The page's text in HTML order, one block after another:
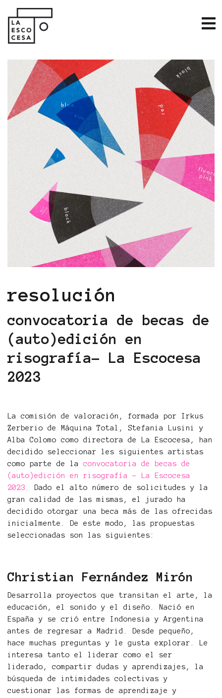
resolución
convocatoria de becas de
(auto)edición en
risografía- La Escocesa
2023
La comisión de valoración, formada por Irkus
Zerberio de Máquina Total, Stefania Lusini y
Alba Colomo como directora de La Escocesa, han
decidido seleccionar les siguientes artistas
como parte de la convocatoria de becas de
(auto)edición en risografía - La Escocesa
2023.
Dado el alto número de solicitudes y la
gran calidad de las mismas, el jurado ha
decidido otorgar una beca más de las ofrecidas
inicialmente. De este modo, las propuestas
seleccionadas son las siguientes:
Christian Fernández Mirón
Desarrolla proyectos que transitan el arte, la
educación, el sonido y el diseño. Nació en
España y se crió entre Indonesia y Argentina
antes de regresar a Madrid. Desde pequeño,
hace muchas preguntas y le gusta explorar. Le
interesa tanto el liderar como el ser
liderado, compartir dudas y aprendizajes, la
búsqueda de intimidades colectivas y
cuestionar las formas de aprendizaje y